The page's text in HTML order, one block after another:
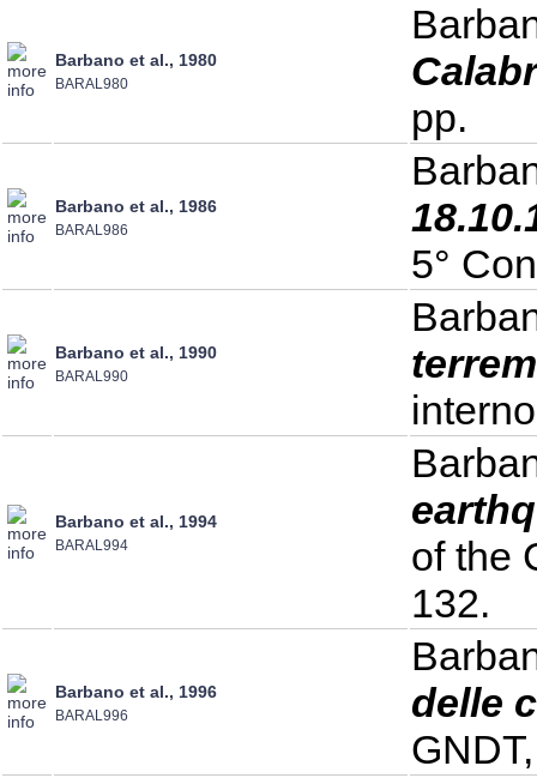
Barbano et al., 1980
BARAL980
pp.
Barbano et al., 1986
BARAL986
5°
Barbano et al., 1990
BARAL990
Barbano et al., 1994
BARAL994
of the
132.
Barbano et al., 1996
BARAL996
delle